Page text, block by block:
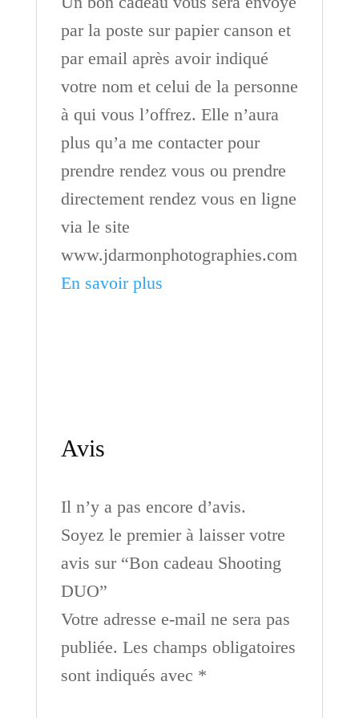
par la poste sur papier canson et
par email après avoir indiqué
votre nom et celui de la personne
à qui vous l’offrez. Elle n’aura
plus qu’a me contacter pour
prendre rendez vous ou prendre
directement rendez vous en ligne
via le site
www.jdarmonphotographies.com
En savoir plus
Avis
Il n’y a pas encore d’avis.
Soyez le premier à laisser votre
avis sur “Bon cadeau Shooting
DUO”
Votre adresse e-mail ne sera pas
publiée. Les champs obligatoires
sont indiqués avec *